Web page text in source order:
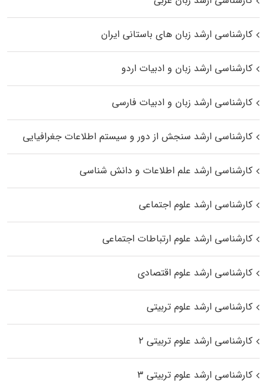
کارشناسی ارشد زبان‌ های باستانی ایران
کارشناسی ارشد زبان و ادبیات اردو
کارشناسی ارشد زبان و ادبیات فارسی
کارشناسی ارشد سنجش از دور و سیستم اطلاعات جغرافیایی
کارشناسی ارشد علم اطلاعات و دانش شناسی
کارشناسی ارشد علوم اجتماعی
کارشناسی ارشد علوم ارتباطات اجتماعی
کارشناسی ارشد علوم اقتصادی
کارشناسی ارشد علوم تربیتی
کارشناسی ارشد علوم تربیتی ۲
کارشناسی ارشد علوم تربیتی ۳